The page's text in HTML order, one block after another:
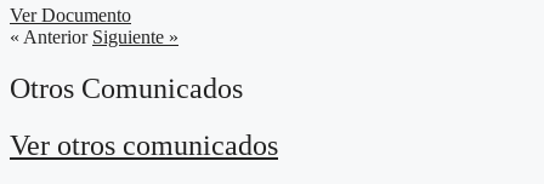
Ver Documento
« Anterior Siguiente »
Otros Comunicados
Ver otros comunicados